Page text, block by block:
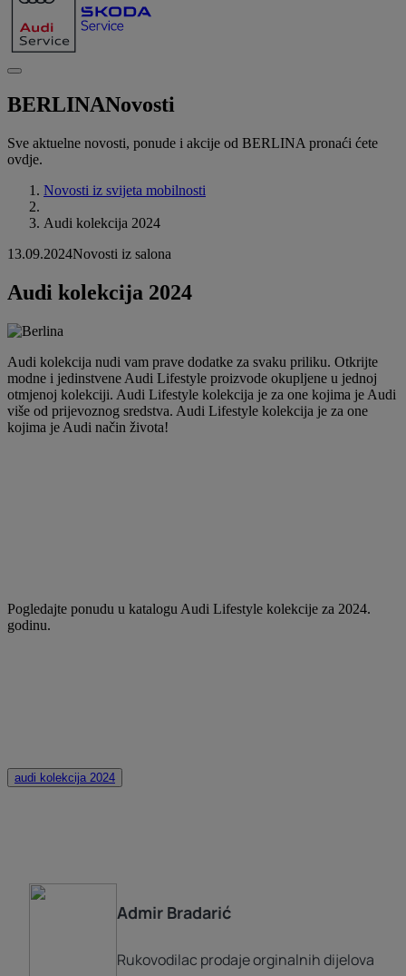
BERLINANovosti
Sve aktuelne novosti, ponude i akcije od BERLINA pronaći ćete
ovdje.
Novosti iz svijeta mobilnosti
Audi kolekcija 2024
13.09.2024Novosti iz salona
Audi kolekcija 2024
Audi kolekcija nudi vam prave dodatke za svaku priliku. Otkrijte
modne i jedinstvene Audi Lifestyle proizvode okupljene u jednoj
otmjenoj kolekciji. Audi Lifestyle kolekcija je za one kojima je Audi
više od prijevoznog sredstva. Audi Lifestyle kolekcija je za one
kojima je Audi način života!
Pogledajte ponudu u katalogu Audi Lifestyle kolekcije za 2024.
godinu.
audi kolekcija 2024
Admir Bradarić
Rukovodilac prodaje orginalnih dijelova